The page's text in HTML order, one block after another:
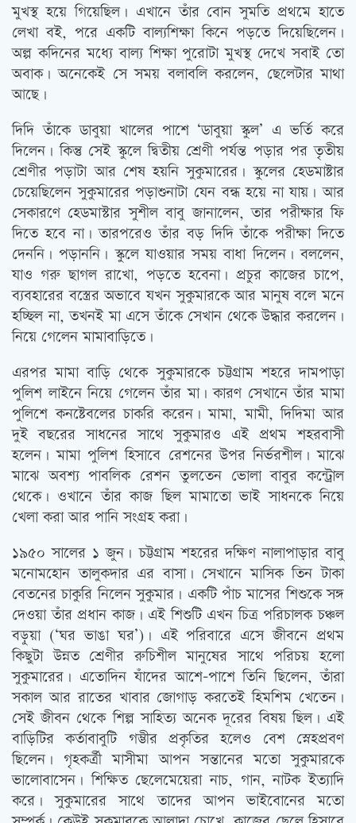
মুখস্থ হয়ে গিয়েছিল। এখানে তাঁর বোন সুমতি প্রথমে হাতে
লেখা বই, পরে একটি বাল্যশিক্ষা কিনে পড়তে দিয়েছিলেন।
অল্প কদিনের মধ্যে বাল্য শিক্ষা পুরোটা মুখস্থ দেখে সবাই তো
অবাক। অনেকেই সে সময় বলাবলি করলেন, ছেলেটার মাথা
আছে।
দিদি তাঁকে ডাবুয়া খালের পাশে ‘ডাবুয়া স্কুল’ এ ভর্তি করে
দিলেন। কিন্তু সেই স্কুলে দ্বিতীয় শ্রেণী পর্যন্ত পড়ার পর তৃতীয়
শ্রেণীর পড়াটা আর শেষ হয়নি সুকুমারের। স্কুলের হেডমাষ্টার
চেয়েছিলেন সুকুমারের পড়াশুনাটা যেন বন্ধ হয়ে না যায়। আর
সেকারণে হেডমাস্টার সুশীল বাবু জানালেন, তার পরীক্ষার ফি
দিতে হবে না। তারপরেও তাঁর বড় দিদি তাঁকে পরীক্ষা দিতে
দেননি। পড়াননি। স্কুলে যাওয়ার সময় বাধা দিলেন। বললেন,
যাও গরু ছাগল রাখো, পড়তে হবেনা। প্রচুর কাজের চাপে,
ব্যবহারের বস্ত্রের অভাবে যখন সুকুমারকে আর মানুষ বলে মনে
হচ্ছিল না, তখনই মা এসে তাঁকে সেখান থেকে উদ্ধার করলেন।
নিয়ে গেলেন মামাবাড়িতে।
এরপর মামা বাড়ি থেকে সুকুমারকে চট্টগ্রাম শহরে দামপাড়া
পুলিশ লাইনে নিয়ে গেলেন তাঁর মা। কারণ সেখানে তাঁর মামা
পুলিশে কনষ্টেবলের চাকরি করেন। মামা, মামী, দিদিমা আর
দুই বছরের সাধনের সাথে সুকুমারও এই প্রথম শহরবাসী
হলেন। মামা পুলিশ হিসাবে রেশনের উপর নির্ভরশীল। মাঝে
মাঝে অবশ্য পাবলিক রেশন তুলতেন ভোলা বাবুর কন্ট্রোল
থেকে। ওখানে তাঁর কাজ ছিল মামাতো ভাই সাধনকে নিয়ে
খেলা করা আর পানি সংগ্রহ করা।
১৯৫০ সালের ১ জুন। চট্টগ্রাম শহরের দক্ষিণ নালাপাড়ার বাবু
মনোমহোন তালুকদার এর বাসা। সেখানে মাসিক তিন টাকা
বেতনের চাকুরি নিলেন সুকুমার। একটি পাঁচ মাসের শিশুকে সঙ্গ
দেওয়া তাঁর প্রধান কাজ। এই শিশুটি এখন চিত্র পরিচালক চঞ্চল
বড়ুয়া (‘ঘর ভাঙা ঘর’)। এই পরিবারে এসে জীবনে প্রথম
কিছুটা উন্নত শ্রেণীর রুচিশীল মানুষের সাথে পরিচয় হলো
সুকুমারের। এতোদিন যাঁদের আশে-পাশে তিনি ছিলেন, তাঁরা
সকাল আর রাতের খাবার জোগাড় করতেই হিমশিম খেতেন।
সেই জীবন থেকে শিল্প সাহিত্য অনেক দূরের বিষয় ছিল। এই
বাড়িটির কর্তাবাবুটি গম্ভীর প্রকৃতির হলেও বেশ স্নেহপ্রবণ
ছিলেন। গৃহকর্ত্রী মাসীমা আপন সন্তানের মতো সুকুমারকে
ভালোবাসেন। শিক্ষিত ছেলেমেয়েরা নাচ, গান, নাটক ইত্যাদি
করে। সুকুমারের সাথে তাদের আপন ভাইবোনের মতো